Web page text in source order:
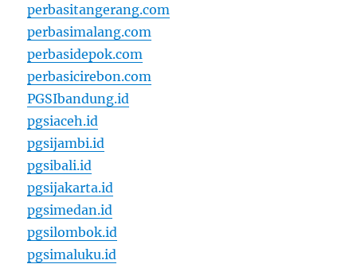
perbasitangerang.com
perbasimalang.com
perbasidepok.com
perbasicirebon.com
PGSIbandung.id
pgsiaceh.id
pgsijambi.id
pgsibali.id
pgsijakarta.id
pgsimedan.id
pgsilombok.id
pgsimaluku.id